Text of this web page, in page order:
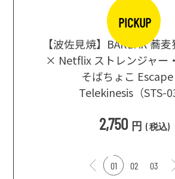
PICKUP
【波佐見焼】BARBAR 蕎
× Netflix ストレンジャー
そばちょこ Escape
Telekinesis（STS-
2,750 円 (税込)
01 02 03